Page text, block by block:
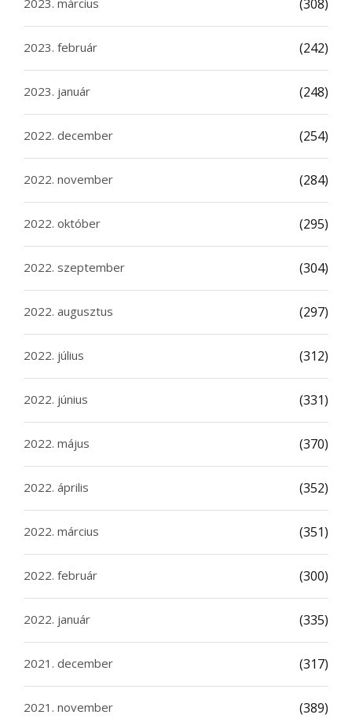
(308)
2023. február (242)
2023. január (248)
2022. december (254)
2022. november (284)
2022. október (295)
2022. szeptember (304)
2022. augusztus (297)
2022. július (312)
2022. június (331)
2022. május (370)
2022. április (352)
2022. március (351)
2022. február (300)
2022. január (335)
2021. december (317)
2021. november (389)